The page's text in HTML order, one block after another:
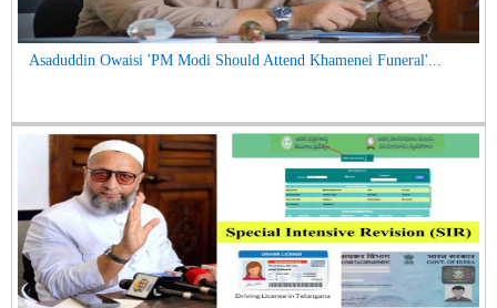
Asaduddin Owaisi 'PM Modi Should Attend Khamenei Funeral'...